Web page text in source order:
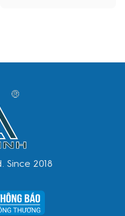
Since 2018